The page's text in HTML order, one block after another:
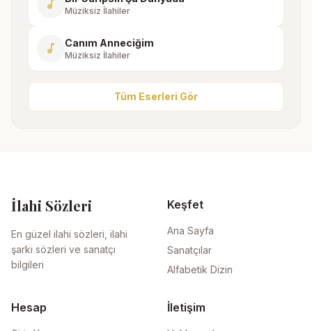
music_note Müziksiz İlahiler
music_note Canım Anneciğim
Müziksiz İlahiler
Tüm Eserleri Gör
İlahi Sözleri
En güzel ilahi sözleri, ilahi
şarkı sözleri ve sanatçı
bilgileri
Keşfet
Ana Sayfa
Sanatçılar
Alfabetik Dizin
Hesap İletişim